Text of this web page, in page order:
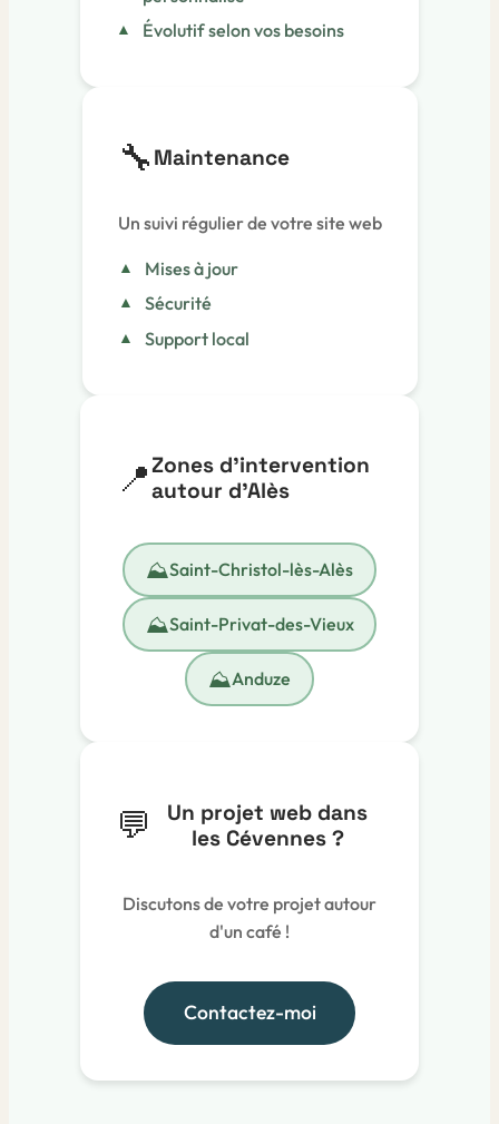
Évolutif selon vos besoins
🔧 Maintenance
Un suivi régulier de votre site web
Mises à jour
Sécurité
Support local
📍Zones d'intervention
autour d'Alès
⛰️Saint-Christol-lès-Alès
⛰️Saint-Privat-des-Vieux
⛰️Anduze
💬
Un projet web dans
les Cévennes ?
Discutons de votre projet autour
d'un café !
Contactez-moi